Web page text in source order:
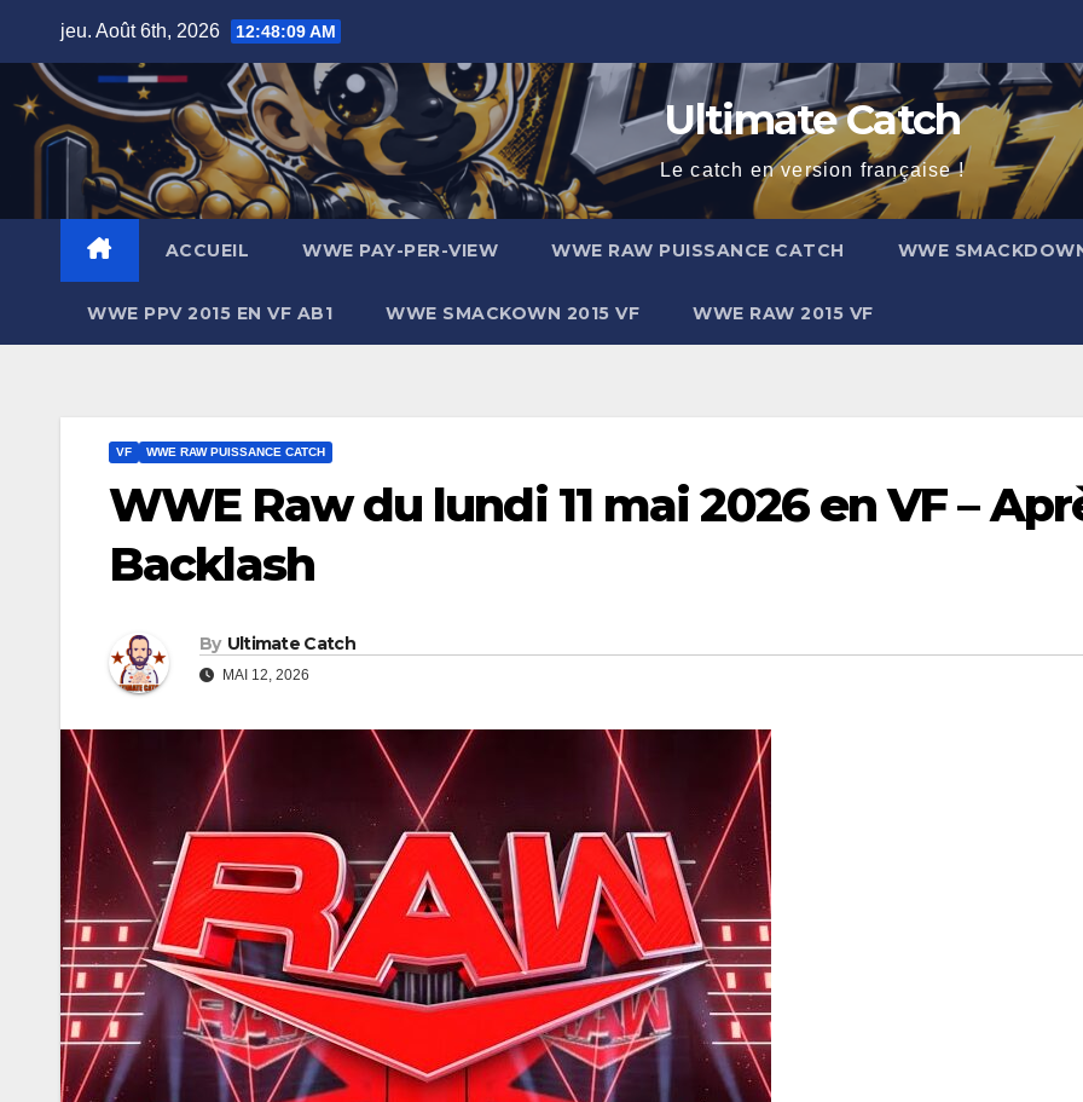
content
jeu. Août 6th, 2026 12:48:10 AM
Ultimate Catch
Le catch en version française !
ACCUEIL WWE PAY-PER-VIEW WWE RAW PUISSANCE CATCH WWE
WWE PPV 2015 EN VF AB1 WWE SMACKOWN 2015 VF WWE RAW 2015 VF
VF WWE RAW PUISSANCE CATCH
WWE Raw du lundi 11 mai 2026 en VF –
Backlash
By Ultimate Catch
MAI 12, 2026